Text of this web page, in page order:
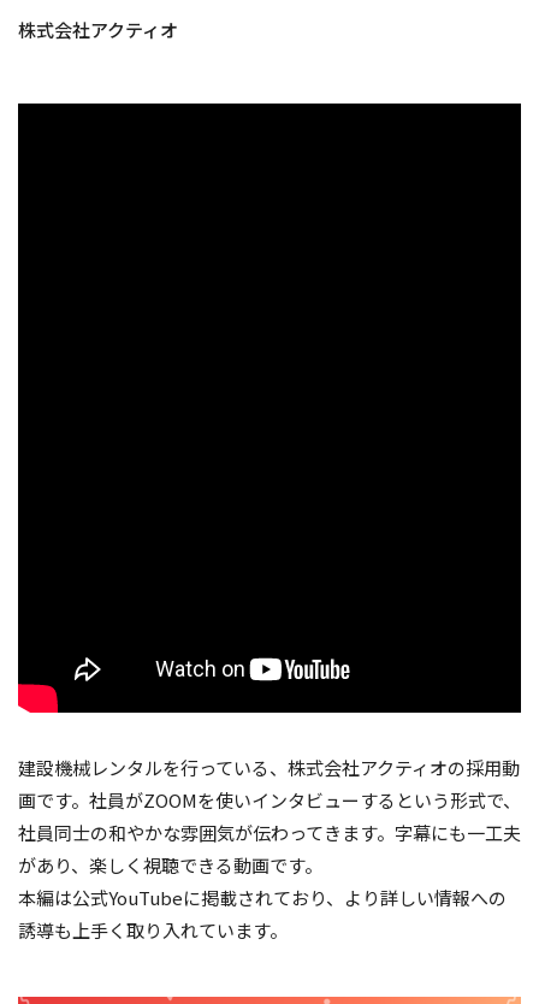
株式会社アクティオ
建設機械レンタルを行っている、株式会社アクティオの採用動
画です。社員がZOOMを使いインタビューするという形式で、
社員同士の和やかな雰囲気が伝わってきます。字幕にも一工夫
があり、楽しく視聴できる動画です。
本編は公式YouTubeに掲載されており、より詳しい情報への
誘導も上手く取り入れています。